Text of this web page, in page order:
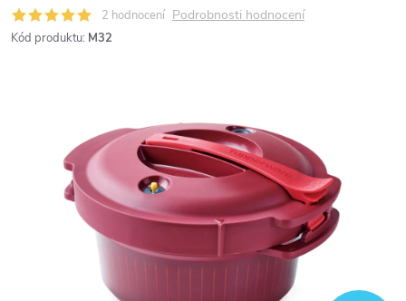
2 hodnocení Podrobnosti hodnocení
Kód produktu: M32